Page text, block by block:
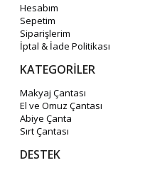
Hesabım
Sepetim
Siparişlerim
İptal & İade Politikası
KATEGORİLER
Makyaj Çantası
El ve Omuz Çantası
Abiye Çanta
Sırt Çantası
DESTEK